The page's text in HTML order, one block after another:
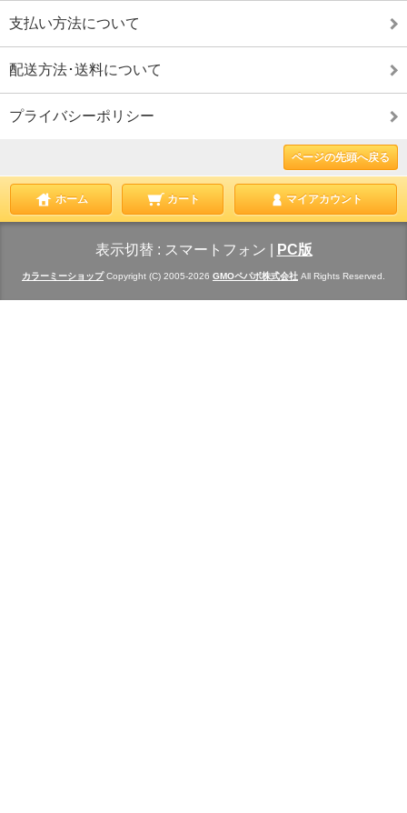
支払い方法について
配送方法･送料について
プライバシーポリシー
ページの先頭へ戻る
ホーム カート マイアカウント
表示切替 : スマートフォン PC版
カラーミーショップCopyright (C) 2005-2026 GMOペパボ株式会社 All Rights Reserved.